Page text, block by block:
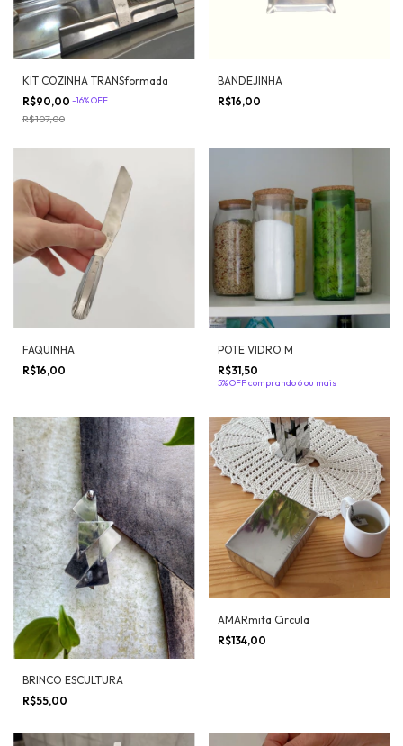
KIT COZINHA TRANSformada
R$90,00 -16%OFF
R$107,00
BANDEJINHA
R$16,00
FAQUINHA
R$16,00
POTE VIDRO M
R$31,50
5% OFFcomprando 6 ou mais
BRINCO ESCULTURA
R$55,00
AMARmita Circula
R$134,00